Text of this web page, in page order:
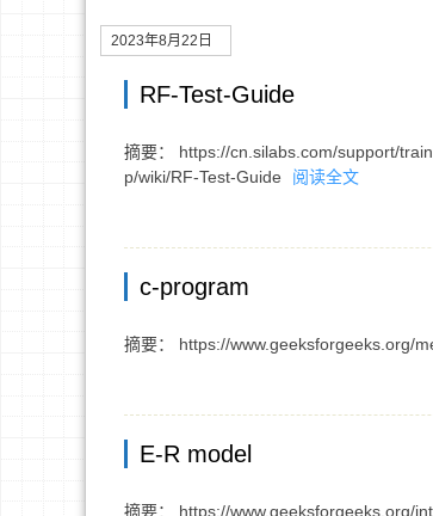
2023年8月22日
RF-Test-Guide
摘要： https://cn.silabs.com/support/
p/wiki/RF-Test-Guide
阅读全文
c-program
摘要： https://www.geeksforgeeks.org/
E-R model
摘要： https://www.geeksforgeeks.org/